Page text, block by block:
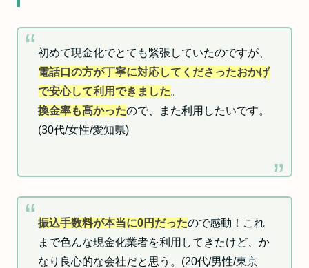
初めて現金化でとても緊張していたのですが、
電話口の方が丁寧に対応してくださったおかげ
で安心して利用できました。
換金率も高かったので、また利用したいです。
(30代/女性/愛知県)
振込手数料が本当に0円だったので感動！これ
まで色んな現金化業者を利用してきたけど、か
なり良心的な会社だと思う。(20代/男性/東京